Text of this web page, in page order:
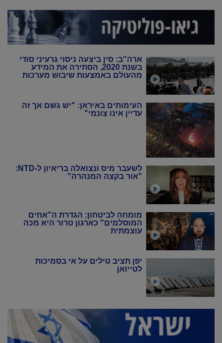
ארה"ב: סין ביצעה ניסוי גרעיני סודי
בשנת 2020, הסתירה את המידע
מהעולם באמצעות שיבוש מערכות
העימותים באיראן: "יש גשם אך זה
עדיין אינו צונמי"
לשעבר מיס ונצואלה בריאיון ל-NTD:
"אור בקצה המנהרה"
מומחה לביטחון: הגדרת ה"אחים
המוסלמים" כארגון טרור היא מכה
עוצמתית
יפן תציב טילים על אי בסמיכות
לטייואן